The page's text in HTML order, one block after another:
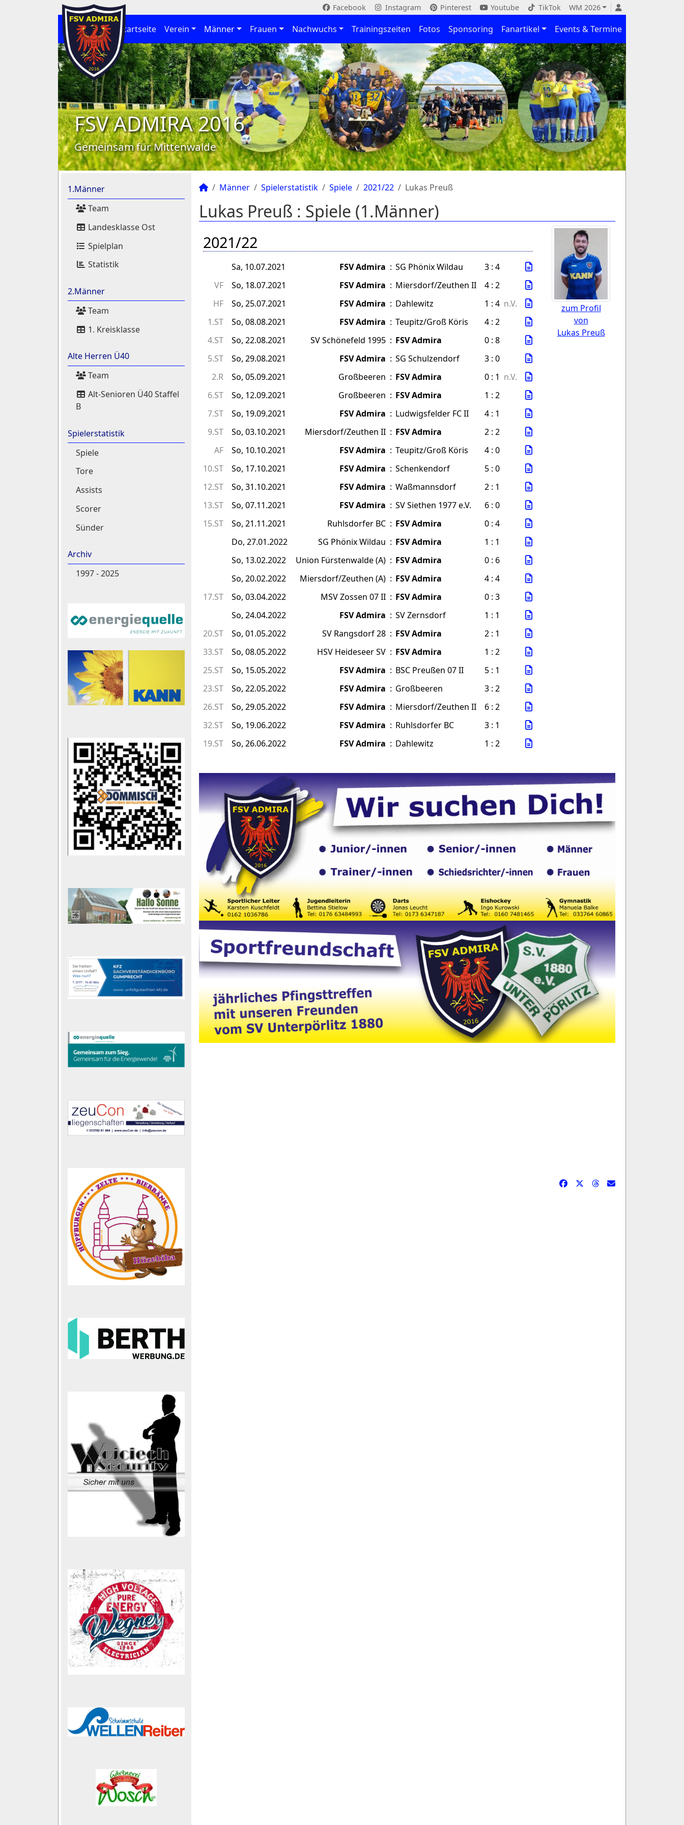
Facebook Instagram Pinterest Youtube TikTok WM 2026
Startseite Verein Männer Frauen Nachwuchs Trainingszeiten Fotos Sponsoring Fanartikel Events & Termine
FSV ADMIRA 2016
Gemeinsam für Mittenwalde
1.Männer
Team
Landesklasse Ost
Spielplan
Statistik
2.Männer
Team
1. Kreisklasse
Alte Herren Ü40
Team
Alt-Senioren Ü40 Staffel
B
Spielerstatistik
Spiele
Tore
Assists
Scorer
Sünder
Archiv
1997 - 2025
Männer Spielerstatistik Spiele 2021/22 Lukas Preuß
Lukas Preuß : Spiele (1.Männer)
zum Profil
von
Lukas Preuß
2021/22
Sa, 10.07.2021 FSV Admira : SG Phönix Wildau
3 : 4
VF
So, 18.07.2021 FSV Admira : Miersdorf/Zeuthen II
4 : 2
HF
So, 25.07.2021 FSV Admira : Dahlewitz 1 : 4 n.V.
1.ST
So, 08.08.2021 FSV Admira : Teupitz/Groß Köris
4 : 2
4.ST
So, 22.08.2021 SV Schönefeld 1995 : FSV Admira
0 : 8
5.ST
So, 29.08.2021 FSV Admira : SG Schulzendorf
3 : 0
2.R
So, 05.09.2021 Großbeeren : FSV Admira 0 : 1 n.V.
6.ST
So, 12.09.2021 Großbeeren : FSV Admira
1 : 2
7.ST
So, 19.09.2021 FSV Admira : Ludwigsfelder FC II
4 : 1
9.ST
So, 03.10.2021 Miersdorf/Zeuthen II : FSV Admira
2 : 2
AF
So, 10.10.2021 FSV Admira : Teupitz/Groß Köris
4 : 0
10.ST
So, 17.10.2021 FSV Admira : Schenkendorf
5 : 0
12.ST
So, 31.10.2021 FSV Admira : Waßmannsdorf
2 : 1
13.ST
So, 07.11.2021 FSV Admira : SV Siethen 1977 e.V.
6 : 0
15.ST
So, 21.11.2021 Ruhlsdorfer BC : FSV Admira
0 : 4
Do, 27.01.2022
SG Phönix Wildau : FSV Admira
1 : 1
So, 13.02.2022
Union Fürstenwalde (A) : FSV Admira
0 : 6
So, 20.02.2022
Miersdorf/Zeuthen (A) : FSV Admira
4 : 4
17.ST
So, 03.04.2022 MSV Zossen 07 II : FSV Admira
0 : 3
So, 24.04.2022
FSV Admira : SV Zernsdorf
1 : 1
20.ST
So, 01.05.2022 SV Rangsdorf 28 : FSV Admira
2 : 1
33.ST
So, 08.05.2022 HSV Heideseer SV : FSV Admira
1 : 2
25.ST
So, 15.05.2022 FSV Admira : BSC Preußen 07 II
5 : 1
23.ST
So, 22.05.2022 FSV Admira : Großbeeren
3 : 2
26.ST
So, 29.05.2022 FSV Admira : Miersdorf/Zeuthen II
6 : 2
32.ST
So, 19.06.2022 FSV Admira : Ruhlsdorfer BC
3 : 1
19.ST
So, 26.06.2022 FSV Admira : Dahlewitz 1 : 2